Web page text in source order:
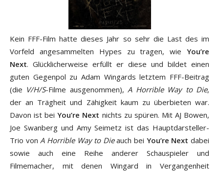
Kein FFF-Film hatte dieses Jahr so sehr die Last des im
Vorfeld angesammelten Hypes zu tragen, wie You’re
Next. Glücklicherweise erfüllt er diese und bildet einen
guten Gegenpol zu Adam Wingards letztem FFF-Beitrag
(die V/H/S-Filme ausgenommen),A Horrible Way to Die,
der an Trägheit und Zähigkeit kaum zu überbieten war.
Davon ist beiYou’re Next nichts zu spüren. Mit AJ Bowen,
Joe Swanberg und Amy Seimetz ist das Hauptdarsteller-
Trio vonA Horrible Way to Dieauch bei You’re Next dabei
sowie auch eine Reihe anderer Schauspieler und
Filmemacher, mit denen Wingard in Vergangenheit